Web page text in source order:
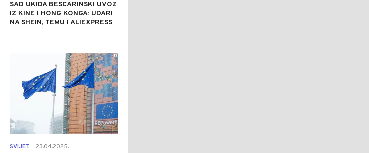
SAD UKIDA BESCARINSKI UVOZ
IZ KINE I HONG KONGA: UDARI
NA SHEIN, TEMU I ALIEXPRESS
SVIJET 23.04.2025.
0